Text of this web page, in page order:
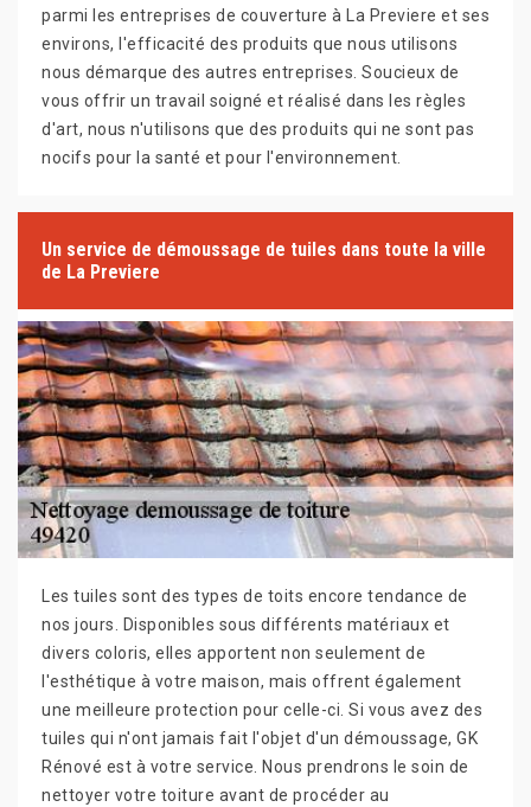
parmi les entreprises de couverture à La Previere et ses
environs, l'efficacité des produits que nous utilisons
nous démarque des autres entreprises. Soucieux de
vous offrir un travail soigné et réalisé dans les règles
d'art, nous n'utilisons que des produits qui ne sont pas
nocifs pour la santé et pour l'environnement.
Un service de démoussage de tuiles dans toute la ville
de La Previere
Les tuiles sont des types de toits encore tendance de
nos jours. Disponibles sous différents matériaux et
divers coloris, elles apportent non seulement de
l'esthétique à votre maison, mais offrent également
une meilleure protection pour celle-ci. Si vous avez des
tuiles qui n'ont jamais fait l'objet d'un démoussage, GK
Rénové est à votre service. Nous prendrons le soin de
nettoyer votre toiture avant de procéder au